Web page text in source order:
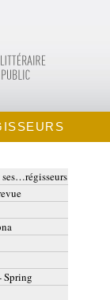
ses…régisseurs
Spring